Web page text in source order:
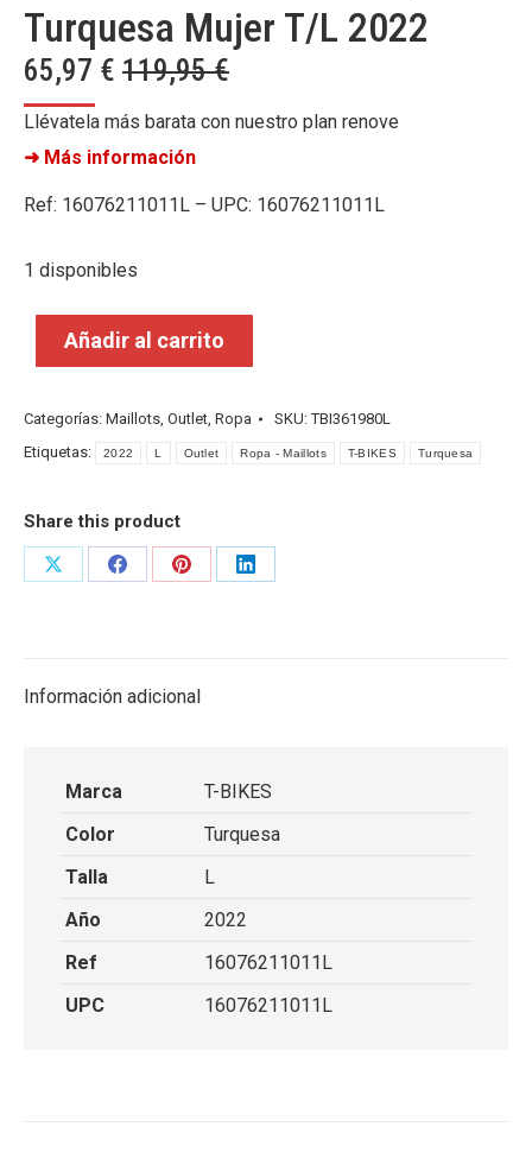
Turquesa Mujer T/L 2022
65,97 € 119,95€
Llévatela más barata con nuestro plan renove
➜ Más información
Ref: 16076211011L – UPC: 16076211011L
1 disponibles
Añadir al carrito
Categorías: Maillots, Outlet, Ropa SKU:TBI361980L
Etiquetas:
2022 L Outlet Ropa - Maillots T-BIKES Turquesa
Share this product
Share
Share
Share
Share
Información adicional
Marca
T-BIKES
Color
Turquesa
Talla
L
Año
2022
Ref
16076211011L
UPC
16076211011L